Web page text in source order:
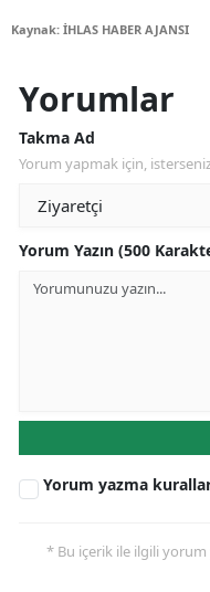
Kaynak: İHLAS HABER AJANSI
Yorumlar
Takma Ad
Yorum yapmak için,
Yorum Yazın (500
Yorum yazma
* Bu içerik ile ilgili yorum